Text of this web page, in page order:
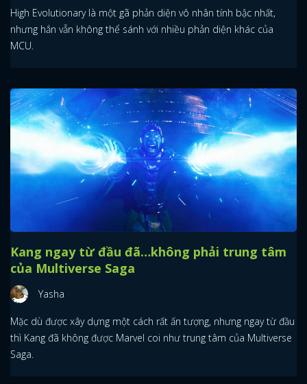
High Evolutionary là một gã phản diện vô nhân tính bậc nhất,
nhưng hắn vẫn không thể sánh với nhiều phản diện khác của
MCU.
Kang ngay từ đầu đã…không phải trung tâm
của Multiverse Saga
Yasha
Mặc dù được xây dựng một cách rất ấn tượng, nhưng ngay từ đầu
thì Kang đã không được Marvel coi như trung tâm của Multiverse
Saga.